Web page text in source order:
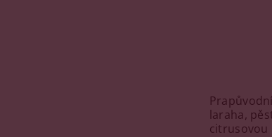
laraha,